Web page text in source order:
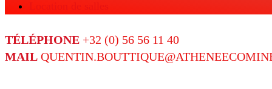
TÉLÉPHONE +32 (0) 56 56 11 40
MAIL